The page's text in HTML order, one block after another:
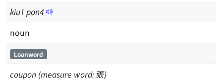
kiu1 pon4
noun
Loanword
coupon (measure word: 張)